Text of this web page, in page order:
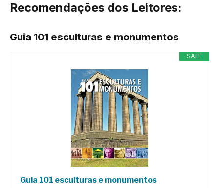
Recomendações dos Leitores:
Guia 101 esculturas e monumentos
SALE
Guia 101 esculturas e monumentos